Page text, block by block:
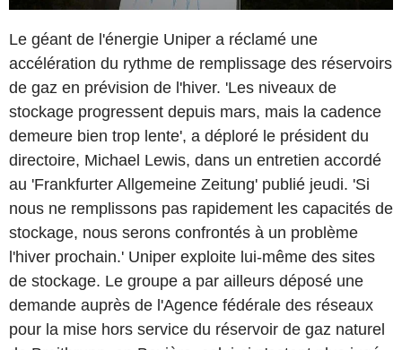
Le géant de l'énergie Uniper a réclamé une
accélération du rythme de remplissage des réservoirs
de gaz en prévision de l'hiver. 'Les niveaux de
stockage progressent depuis mars, mais la cadence
demeure bien trop lente', a déploré le président du
directoire, Michael Lewis, dans un entretien accordé
au 'Frankfurter Allgemeine Zeitung' publié jeudi. 'Si
nous ne remplissons pas rapidement les capacités de
stockage, nous serons confrontés à un problème
l'hiver prochain.' Uniper exploite lui-même des sites
de stockage. Le groupe a par ailleurs déposé une
demande auprès de l'Agence fédérale des réseaux
pour la mise hors service du réservoir de gaz naturel